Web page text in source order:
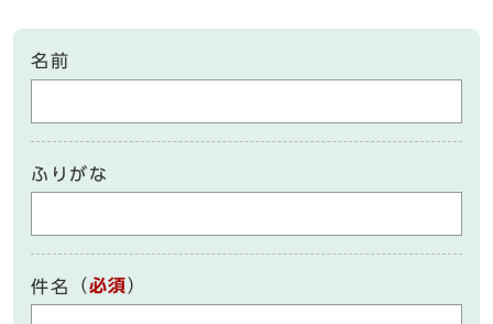
名前
ふりがな
件名 （必須）